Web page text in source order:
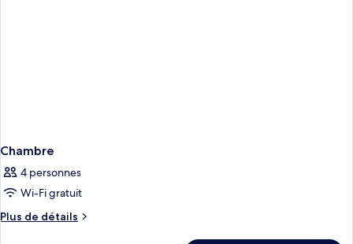
Chambre
4 personnes
Wi-Fi gratuit
Plus de détails
Plus